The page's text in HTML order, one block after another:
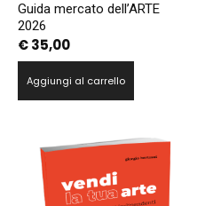
Guida mercato dell’ARTE
2026
€35,00
Aggiungi al carrello